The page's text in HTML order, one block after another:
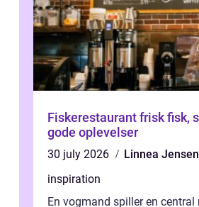
Fiskerestaurant frisk fisk, salt luft og
gode oplevelser
30 july 2026
Linnea Jensen
inspiration
En vogmand spiller en central